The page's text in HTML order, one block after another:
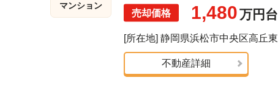
マンション 1,480万円台
[所在地] 静岡県浜松市中央区高丘東
不動産詳細